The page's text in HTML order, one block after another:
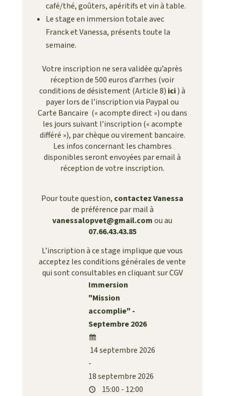
café/thé, goûters, apéritifs et vin à table.
Le stage en immersion totale avec
Franck et Vanessa, présents toute la
semaine.
Votre inscription ne sera validée qu’après
réception de 500 euros d’arrhes (voir
conditions de désistement (Article 8) ici) à
payer lors de l’inscription via Paypal ou
Carte Bancaire (« acompte direct ») ou dans
les jours suivant l’inscription (« acompte
différé »), par chèque ou virement bancaire.
Les infos concernant les chambres
disponibles seront envoyées par email à
réception de votre inscription.
Pour toute question, contactez Vanessa
de préférence par mail à
vanessalopvet@gmail.comou au
07.66.43.43.85
L’inscription à ce stage implique que vous
acceptez les conditions générales de vente
qui sont consultables en cliquant surCGV
Immersion
"Mission
accomplie" -
Septembre 2026
14 septembre 2026
-
18 septembre 2026
15:00 - 12:00